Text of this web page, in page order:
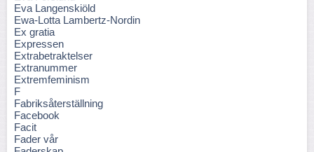
Eva Langenskiöld
Ewa-Lotta Lambertz-Nordin
Ex gratia
Expressen
Extrabetraktelser
Extranummer
Extremfeminism
F
Fabriksåterställning
Facebook
Facit
Fader vår